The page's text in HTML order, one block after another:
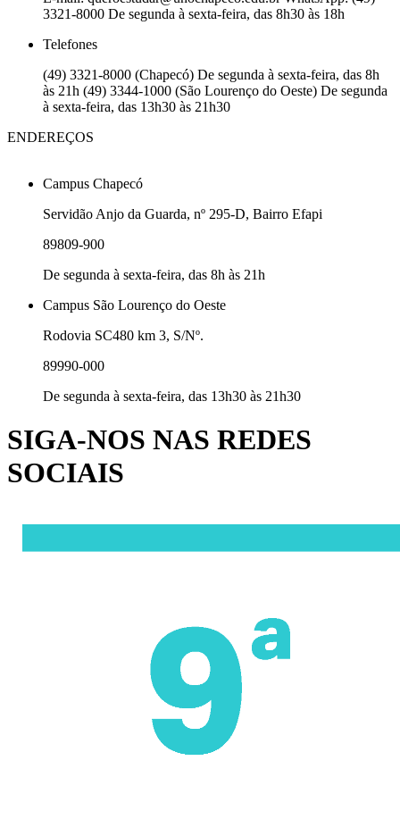
3321-8000 De segunda à sexta-feira, das 8h30 às 18h
Telefones
(49) 3321-8000 (Chapecó) De segunda à sexta-feira, das 8h
às 21h (49) 3344-1000 (São Lourenço do Oeste) De segunda
à sexta-feira, das 13h30 às 21h30
ENDEREÇOS
Campus Chapecó
Servidão Anjo da Guarda, nº 295-D, Bairro Efapi
89809-900
De segunda à sexta-feira, das 8h às 21h
Campus São Lourenço do Oeste
Rodovia SC480 km 3, S/Nº.
89990-000
De segunda à sexta-feira, das 13h30 às 21h30
SIGA-NOS NAS REDES
SOCIAIS